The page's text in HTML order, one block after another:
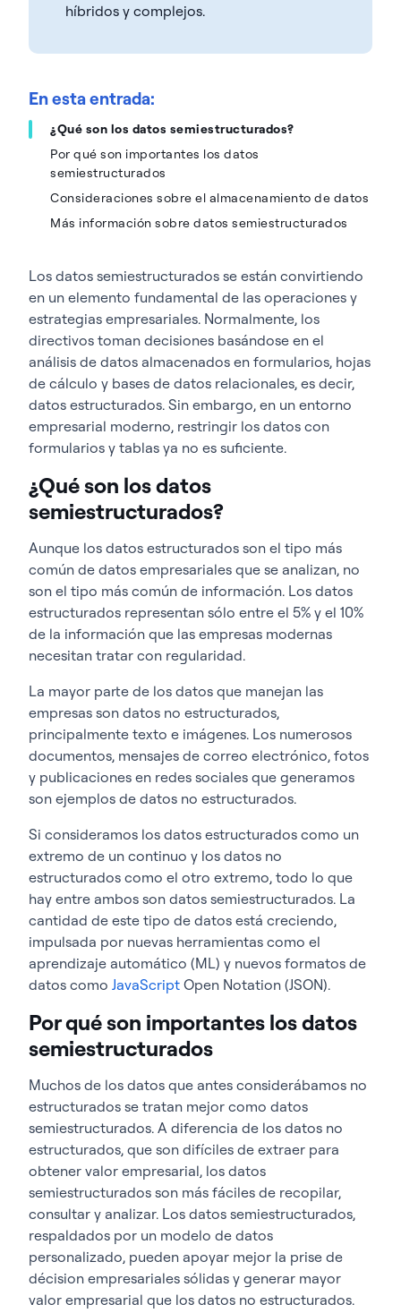
híbridos y complejos.
En esta entrada:
¿Qué son los datos semiestructurados?
Por qué son importantes los datos
semiestructurados
Consideraciones sobre el almacenamiento de datos
Más información sobre datos semiestructurados
Los datos semiestructurados se están convirtiendo
en un elemento fundamental de las operaciones y
estrategias empresariales. Normalmente, los
directivos toman decisiones basándose en el
análisis de datos almacenados en formularios, hojas
de cálculo y bases de datos relacionales, es decir,
datos estructurados. Sin embargo, en un entorno
empresarial moderno, restringir los datos con
formularios y tablas ya no es suficiente.
¿Qué son los datos
semiestructurados?
Aunque los datos estructurados son el tipo más
común de datos empresariales que se analizan, no
son el tipo más común de información. Los datos
estructurados representan sólo entre el 5% y el 10%
de la información que las empresas modernas
necesitan tratar con regularidad.
La mayor parte de los datos que manejan las
empresas son datos no estructurados,
principalmente texto e imágenes. Los numerosos
documentos, mensajes de correo electrónico, fotos
y publicaciones en redes sociales que generamos
son ejemplos de datos no estructurados.
Si consideramos los datos estructurados como un
extremo de un continuo y los datos no
estructurados como el otro extremo, todo lo que
hay entre ambos son datos semiestructurados. La
cantidad de este tipo de datos está creciendo,
impulsada por nuevas herramientas como el
aprendizaje automático (ML) y nuevos formatos de
datos como JavaScript Open Notation (JSON).
Por qué son importantes los datos
semiestructurados
Muchos de los datos que antes considerábamos no
estructurados se tratan mejor como datos
semiestructurados. A diferencia de los datos no
estructurados, que son difíciles de extraer para
obtener valor empresarial, los datos
semiestructurados son más fáciles de recopilar,
consultar y analizar. Los datos semiestructurados,
respaldados por un modelo de datos
personalizado, pueden apoyar mejor la prise de
décision empresariales sólidas y generar mayor
valor empresarial que los datos no estructurados.